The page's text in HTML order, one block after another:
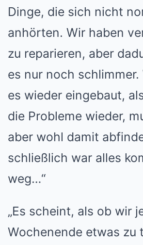
Dinge, die sich nicht
anhörten. Wir haben
zu reparieren, aber
es nur noch schlimmer.
es wieder eingebaut,
die Probleme wieder,
aber wohl damit
schließlich war alles
weg…“
„Es scheint, als ob wir
Wochenende etwas zu